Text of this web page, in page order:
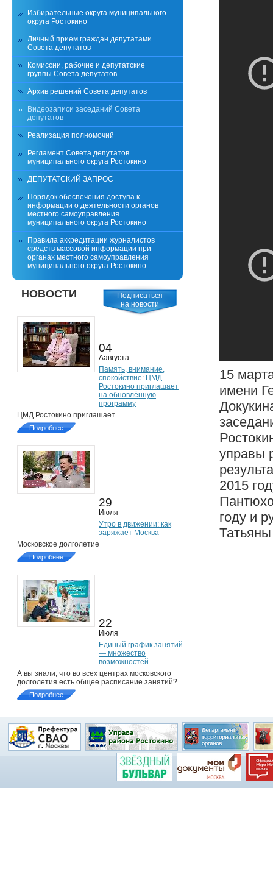
15
имени
управы
2015
году и
Избирательные округа муниципального
округа Ростокино
Личный прием граждан депутатами
Совета депутатов
Комиссии, рабочие и депутатские
группы Совета депутатов
Архив решений Совета депутатов
Видеозаписи заседаний Совета
депутатов
Реализация полномочий
Регламент Совета депутатов
муниципального округа Ростокино
ДЕПУТАТСКИЙ ЗАПРОС
Порядок обеспечения доступа к
информации о деятельности органов
местного самоуправления
муниципального округа Ростокино
Правила аккредитации журналистов
средств массовой информации при
органах местного самоуправления
муниципального округа Ростокино
Подписаться
на новости
НОВОСТИ
04
Аавгуста
Память, внимание,
спокойствие: ЦМД
Ростокино приглашает
на обновлённую
программу
ЦМД Ростокино приглашает
Подробнее
29
Июля
Утро в движении: как
заряжает Москва
Московское долголетие
Подробнее
22
Июля
Единый график занятий
— множество
возможностей
А вы знали, что во всех центрах московского
долголетия есть общее расписание занятий?
Подробнее